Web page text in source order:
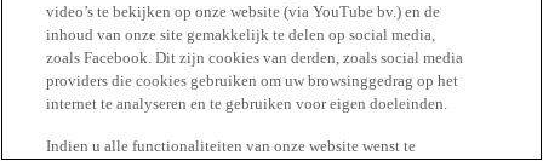
video’s te bekijken op onze website (via YouTube bv.) en de
inhoud van onze site gemakkelijk te delen op social media,
zoals Facebook. Dit zijn cookies van derden, zoals social media
providers die cookies gebruiken om uw browsinggedrag op het
internet te analyseren en te gebruiken voor eigen doeleinden.
Indien u alle functionaliteiten van onze website wenst te